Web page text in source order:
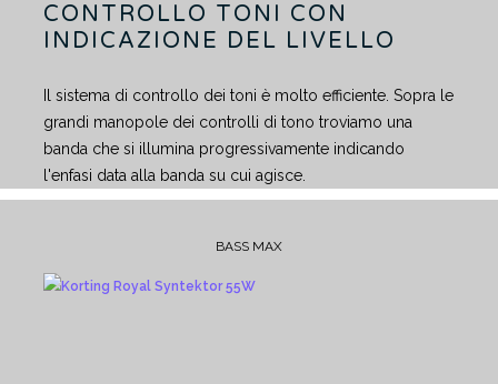
CONTROLLO TONI CON
INDICAZIONE DEL LIVELLO
Il sistema di controllo dei toni è molto efficiente. Sopra le
grandi manopole dei controlli di tono troviamo una
banda che si illumina progressivamente indicando
l'enfasi data alla banda su cui agisce.
BASS MAX